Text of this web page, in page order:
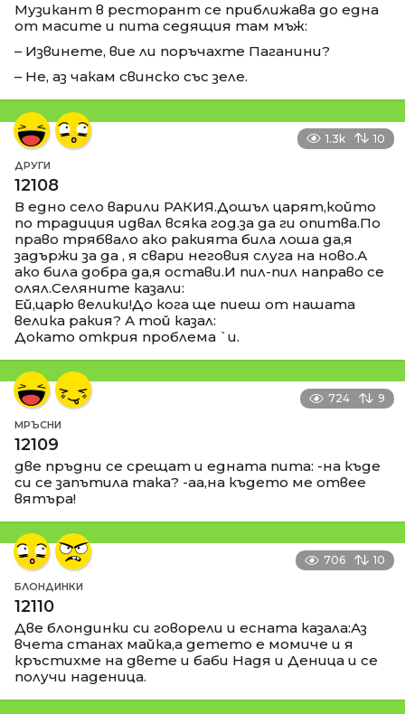
Музикант в ресторант се приближава до една
от масите и пита седящия там мъж:
– Извинете, вие ли поръчахте Паганини?
– Не, аз чакам свинско със зеле.
1.3k 10
ДРУГИ
12108
В едно село варили РАКИЯ.Дошъл царят,който
по традиция идвал всяка год.за да ги опитва.По
право трябвало ако ракията била лоша да,я
задържи за да , я свари неговия слуга на ново.А
ако била добра да,я остави.И пил-пил направо се
олял.Селяните казали:
Ей,царю велики!До кога ще пиеш от нашата
велика ракия? А той казал:
Докато открия проблема `и.
724 9
МРЪСНИ
12109
две пръдни се срещат и едната пита: -на къде
си се запътила така? -аа,на където ме отвее
вятъра!
706 10
БЛОНДИНКИ
12110
Две блондинки си говорели и есната казала:Аз
вчета станах майка,а детето е момиче и я
кръстихме на двете и баби Надя и Деница и се
получи наденица.